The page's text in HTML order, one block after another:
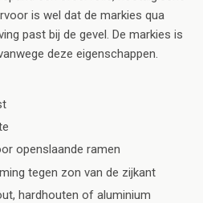
is wel dat de markies qua
past bij de gevel. De markies is
deze eigenschappen.
openslaande ramen
tegen zon van de zijkant
hardhouten of aluminium